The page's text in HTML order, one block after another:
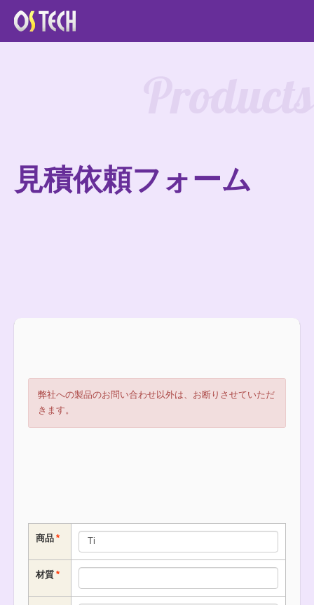
見積依頼フォーム
弊社への製品のお問い合わせ以外は、お断りさせていただ
きます。
商品
材質